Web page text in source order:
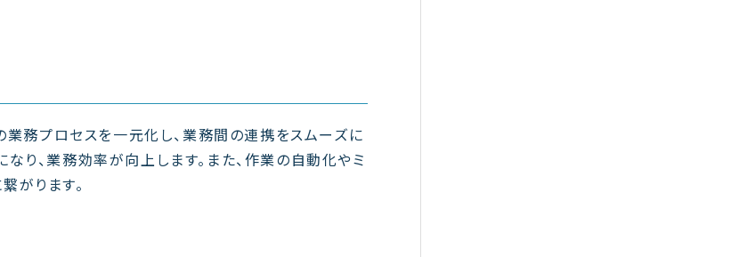
務プロセスを一元化し、業務間の連携をスムーズに
り、業務効率が向上します。また、作業の自動化やミ
がります。